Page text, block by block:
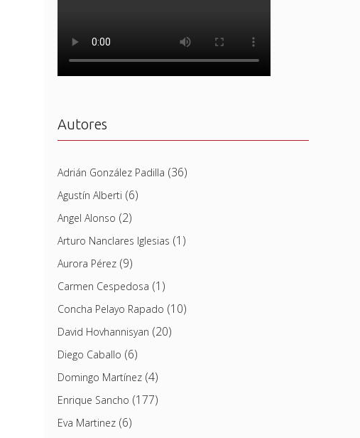
Autores
Adrián González Padilla (36)
Agustín Alberti (6)
Angel Alonso (2)
Arturo Nanclares Iglesias (1)
Aurora Pérez(9)
Carmen Cespedosa (1)
Concha Pelayo Rapado (10)
David Hovhannisyan (20)
Diego Caballo (6)
Domingo Martínez(4)
Enrique Sancho (177)
Eva Martinez(6)